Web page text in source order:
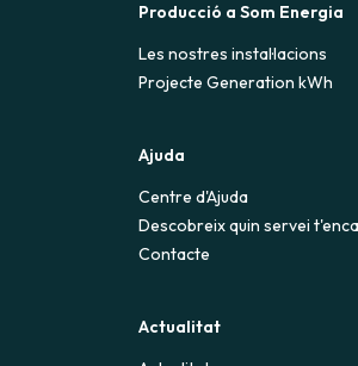
Producció a Som Energia
Les nostres instal·lacions
Projecte Generation kWh
Ajuda
Centre d'Ajuda
Descobreix quin servei
Contacte
Actualitat